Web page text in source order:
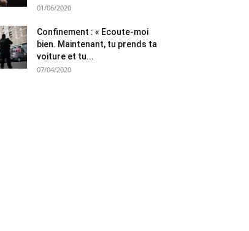
01/06/2020
Confinement : « Ecoute-moi
bien. Maintenant, tu prends ta
voiture et tu...
07/04/2020